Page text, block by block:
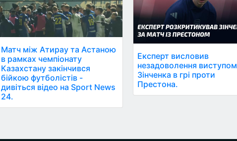
Матч між Атирау та Астаною
в рамках чемпіонату
Казахстану закінчився
бійкою футболістів -
дивіться відео на Sport News
24.
Експерт висловив
незадоволення виступом
Зінченка в грі проти
Престона.